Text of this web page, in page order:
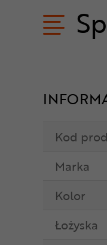
Kod
Marka
Kolor
Łożyska